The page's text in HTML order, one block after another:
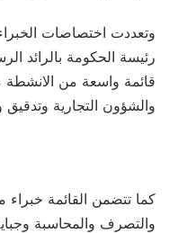
وتعددت اختصاصات
قائمة واسعة من الانشطة
والشؤون التجارية وتدقيق
كما تتضمن القائمة
والتصرف والمحاسبة